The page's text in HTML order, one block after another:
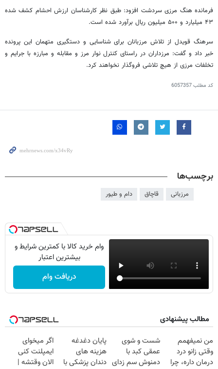
فرمانده هنگ مرزی سردشت افزود: طبق نظر کارشناسان ارزش احشام کشف شده
۴۳ میلیارد و ۵۰۰ میلیون ریال برآورد شده است.
سرهنگ قویدل از تلاش مرزبانان برای شناسایی و دستگیری متهمان این پرونده
خبر داد و گفت: مرزداران در راستای کنترل نوار مرز و مقابله و مبارزه با جرایم و
تخلفات مرزی از هیچ تلاشی فروگذار نخواهند کرد.
کد مطلب6057357
برچسب‌ها
مرزبانی قاچاق دام و طیور
وام خرید کالا با کمترین شرایط و
بیشترین اعتبار
دریافت وام
مطالب پیشنهادی
من نمیفهمم
وقتی زانو درد
درمان داره، چرا
شست و شوی
عمقی کبد با
دمنوش سم زدای
پایان دغدغه
هزینه های
دندان پزشکی با
اگر میخوای
ایمپلنت کنی
الان وقتشه |